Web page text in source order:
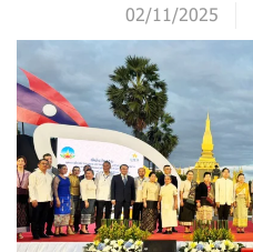
02/11/2025